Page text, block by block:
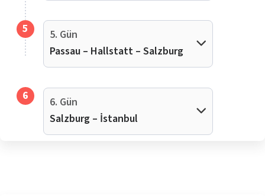
5
5. Gün
Passau – Hallstatt – Salzburg
6
6. Gün
Salzburg – İstanbul